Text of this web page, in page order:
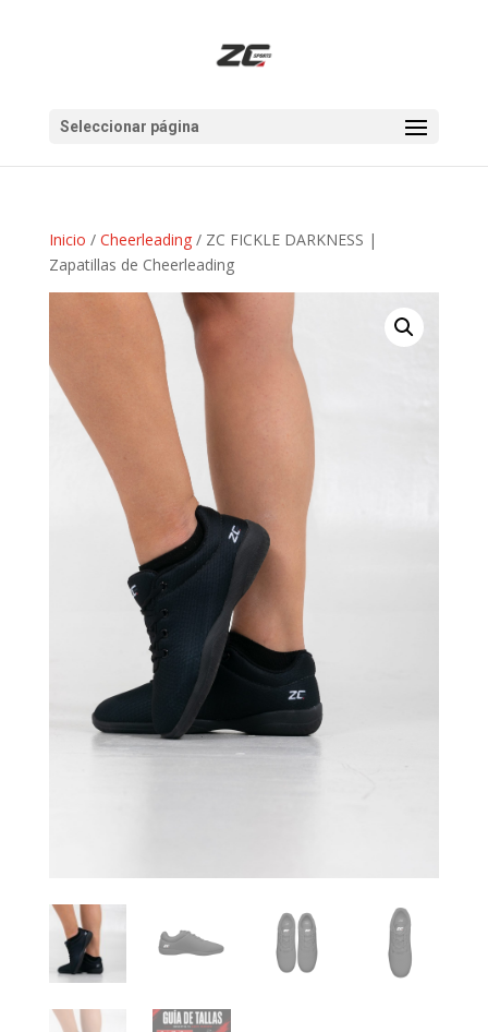
Seleccionar página
Inicio / Cheerleading/ ZC FICKLE DARKNESS |
Zapatillas de Cheerleading